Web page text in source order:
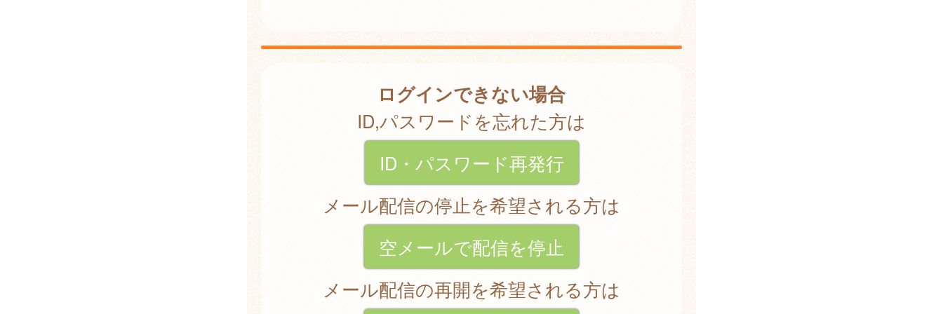
ログインできない場合
ID,パスワードを忘れた方は
ID・パスワード再発行
メール配信の停止を希望される方は
空メールで配信を停止
メール配信の再開を希望される方は